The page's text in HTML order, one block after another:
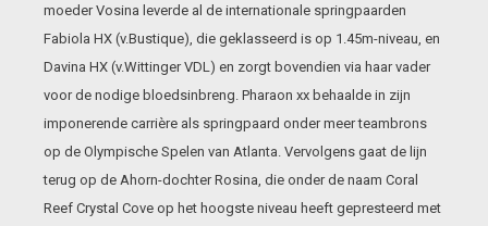
moeder Vosina leverde al de internationale springpaarden
Fabiola HX (v.Bustique), die geklasseerd is op 1.45m-niveau, en
Davina HX (v.Wittinger VDL) en zorgt bovendien via haar vader
voor de nodige bloedsinbreng. Pharaon xx behaalde in zijn
imponerende carrière als springpaard onder meer teambrons
op de Olympische Spelen van Atlanta. Vervolgens gaat de lijn
terug op de Ahorn-dochter Rosina, die onder de naam Coral
Reef Crystal Cove op het hoogste niveau heeft gepresteerd met